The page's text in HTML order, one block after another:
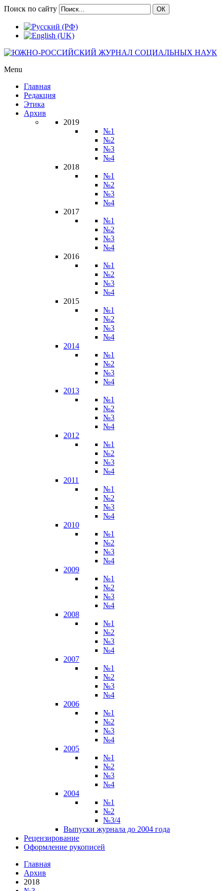
Поиск по сайту ОК
Menu
Главная
Редакция
Этика
Архив
2019
№1
№2
№3
№4
2018
№1
№2
№3
№4
2017
№1
№2
№3
№4
2016
№1
№2
№3
№4
2015
№1
№2
№3
№4
2014
№1
№2
№3
№4
2013
№1
№2
№3
№4
2012
№1
№2
№3
№4
2011
№1
№2
№3
№4
2010
№1
№2
№3
№4
2009
№1
№2
№3
№4
2008
№1
№2
№3
№4
2007
№1
№2
№3
№4
2006
№1
№2
№3
№4
2005
№1
№2
№3
№4
2004
№1
№2
№3/4
Выпуски журнала до 2004 года
Рецензирование
Оформление рукописей
Главная
Архив
2018